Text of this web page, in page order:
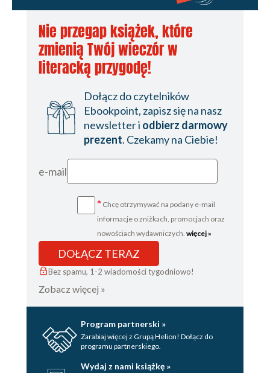
Nie przegap książek, które
zmienią Twój wieczór w
literacką przygodę!
Dołącz do czytelników
Ebookpoint, zapisz się na nasz
newsletter i odbierz darmowy
prezent. Czekamy na Ciebie!
e-mail
* Chcę otrzymywać na podany e-mail
informacje o zniżkach, promocjach oraz
nowościach wydawniczych. więcej »
DOŁĄCZ TERAZ
Bez spamu, 1-2 wiadomości tygodniowo!
Zobacz więcej »
Program partnerski »
Zarabiaj więcej z Grupą Helion! Dołącz do
programu partnerskiego.
Wydaj z nami książkę »